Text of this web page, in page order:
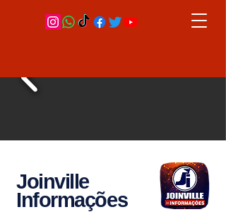
Joinville
Informações